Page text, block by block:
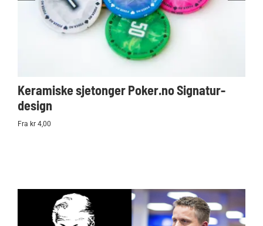
Keramiske sjetonger Poker.no Signatur-
design
Fra kr 4,00